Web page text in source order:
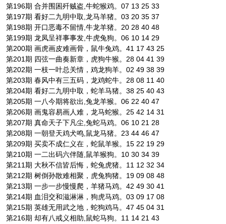
第196期 合并围困歼贼盗,牛蛇猴鸡。07 13 25 33
第197期 看好二九明中取,龙马羊猪。03 20 35 37
第198期 开口恶毒不留情,牛龙羊猪。20 28 40 48
第199期 龙凤呈祥事事发,牛虎兔狗。06 10 14 29
第200期 画虎画皮难画骨，鼠牛兔鸡。41 17 43 25
第201期 四弦一曲奏新章，虎狗牛猴。28 04 41 39
第202期 一枝一叶总关情，鸡龙狗羊。02 49 38 39
第203期 春风中有三五码，龙鸡蛇牛。28 08 11 40
第204期 看好二九明中取，蛇羊马猪。38 25 40 43
第205期 一八今期将欲出,兔龙羊猴。06 22 40 47
第206期 画鬼容易画人难，龙马蛇猴。25 42 14 31
第207期 真命天子下凡尘,兔蛇马鸡。06 10 21 28
第208期 一朝登天鸡犬鸣,鼠龙马猪。23 44 46 47
第209期 买卖不成仁义在，蛇鼠羊猴。15 22 19 29
第210期 一二出码六伴随,鼠羊猴狗。10 30 34 39
第211期 大秋不信皆后悔，蛇兔虎猪。11 12 32 34
第212期 树倒孙散难相聚，虎兔狗猪。19 09 08 48
第213期 一步一步慢慢爬，羊猪马鸡。42 49 30 41
第214期 血泪交和滋淋淋，狗虎马鸡。03 09 17 08
第215期 英雄无用武之地，蛇狗鸡马。47 45 04 31
第216期 却有八戒义相助,鼠蛇马狗。11 14 21 43